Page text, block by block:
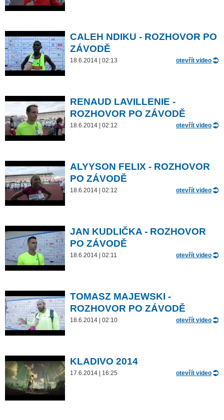
CALEH NDIKU - ROZHOVOR PO
ZÁVODĚ
18.6.2014 | 02:13 otevřít video
RENAUD LAVILLENIE -
ROZHOVOR PO ZÁVODĚ
18.6.2014 | 02:12 otevřít video
ALYYSON FELIX - ROZHOVOR
PO ZÁVODĚ
18.6.2014 | 02:12 otevřít video
JAN KUDLIČKA - ROZHOVOR
PO ZÁVODĚ
18.6.2014 | 02:11 otevřít video
TOMASZ MAJEWSKI -
ROZHOVOR PO ZÁVODĚ
18.6.2014 | 02:10 otevřít video
KLADIVO 2014
17.6.2014 | 16:25 otevřít video